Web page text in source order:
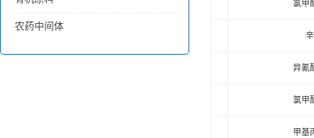
农药中间体
氯甲
异氰
氯甲
甲基